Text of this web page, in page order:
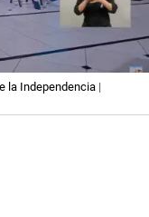
la Independencia |